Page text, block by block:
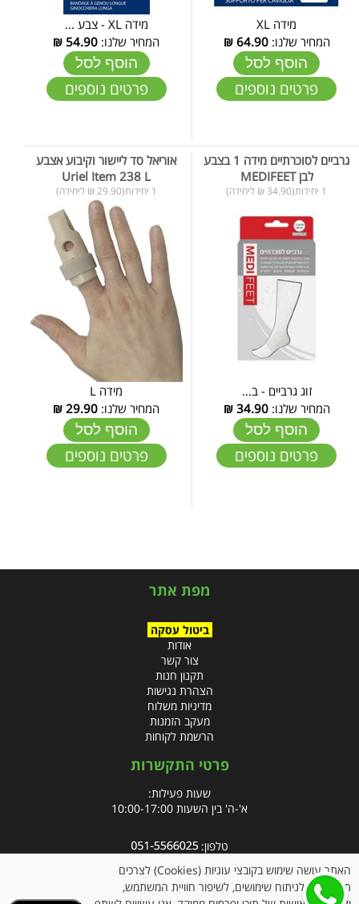
מידה XL
המחיר שלנו:64.90
₪
הוסף לסל
פרטים נוספים
מידה XL - צבע ...
המחיר שלנו: 54.90
₪
הוסף לסל
פרטים נוספים
גרביים לסוכרתיים מידה 1 בצבע
לבן MEDIFEET
1 יחידות(34.90 ₪ ליחידה)
זוג גרביים - ב...
המחיר שלנו:34.90
₪
הוסף לסל
פרטים נוספים
אוריאל סד ליישור וקיבוע אצבע
Uriel Item 238 L
1 יחידות(29.90 ₪ ליחידה)
מידה L
המחיר שלנו: 29.90
₪
הוסף לסל
פרטים נוספים
מפת אתר
ביטול עסקה
אודות
צור קשר
תקנון חנות
הצהרת נגישות
מדיניות משלוח
מעקב הזמנות
הרשמת לקוחות
פרטי התקשרות
שעות פעילות:
א'-ה' בין השעות 10:00-17:00
טלפון:
אימייל:info@clubpharm.co.il
האתר עושה שימוש בקובצי עוגיות (Cookies) לצרכים
תפעוליים, לניתוח שימושים, לשיפור חוויית המשתמש,